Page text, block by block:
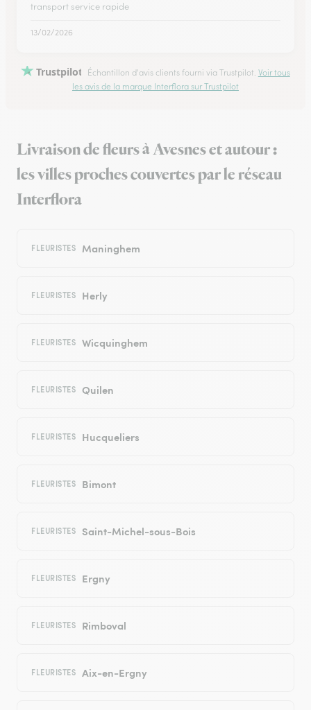
transport service rapide
13/02/2026
Trustpilot Échantillon d'avis clients fourni via Trustpilot. Voir tous
les avis de la marque Interflora sur Trustpilot
Livraison de fleurs à Avesnes et autour :
les villes proches couvertes par le réseau
Interflora
FLEURISTES Maninghem
FLEURISTES Herly
FLEURISTES Wicquinghem
FLEURISTES Quilen
FLEURISTES Hucqueliers
FLEURISTES Bimont
FLEURISTES Saint-Michel-sous-Bois
FLEURISTES Ergny
FLEURISTES Rimboval
FLEURISTES Aix-en-Ergny